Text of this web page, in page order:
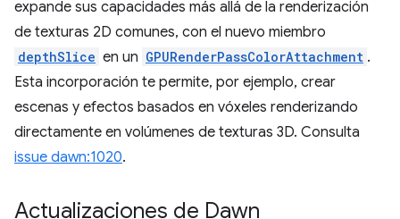
expande sus capacidades más allá de la renderización
de texturas 2D comunes, con el nuevo miembro
depthSlice en un GPURenderPassColorAttachment .
Esta incorporación te permite, por ejemplo, crear
escenas y efectos basados en vóxeles renderizando
directamente en volúmenes de texturas 3D. Consulta
issue dawn:1020.
Actualizaciones de Dawn